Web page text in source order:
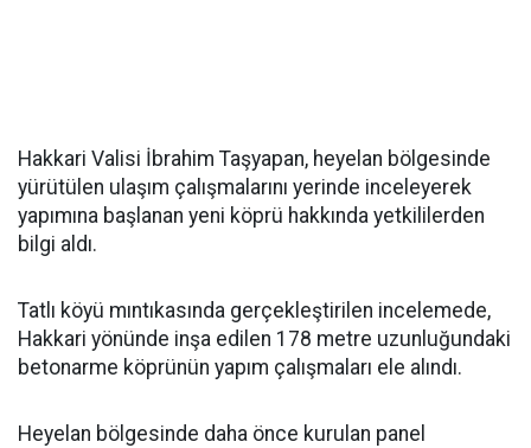
Hakkari Valisi İbrahim Taşyapan, heyelan bölgesinde
yürütülen ulaşım çalışmalarını yerinde inceleyerek
yapımına başlanan yeni köprü hakkında yetkililerden
bilgi aldı.
Tatlı köyü mıntıkasında gerçekleştirilen incelemede,
Hakkari yönünde inşa edilen 178 metre uzunluğundaki
betonarme köprünün yapım çalışmaları ele alındı.
Heyelan bölgesinde daha önce kurulan panel